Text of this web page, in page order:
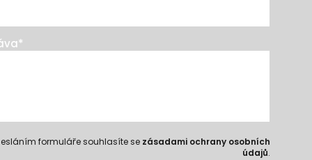
*
formuláře souhlasíte se zásadami ochrany osobních
údajů.